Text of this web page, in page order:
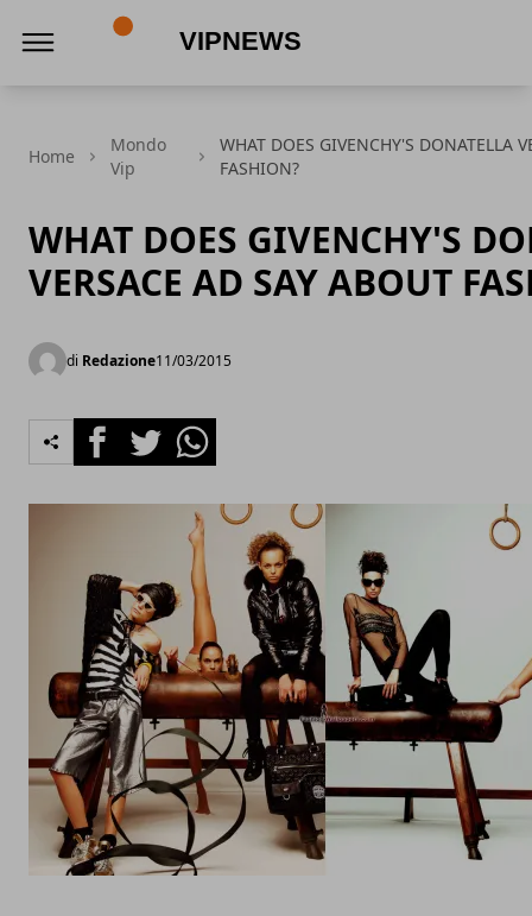
Home
Mondo
Vip
WHAT DOES GIVENCHY'S DONATELLA
FASHION?
WHAT DOES GIVENCHY'S
VERSACE AD SAY ABOUT
di Redazione11/03/2015
FacebookTwitterWhatsapp